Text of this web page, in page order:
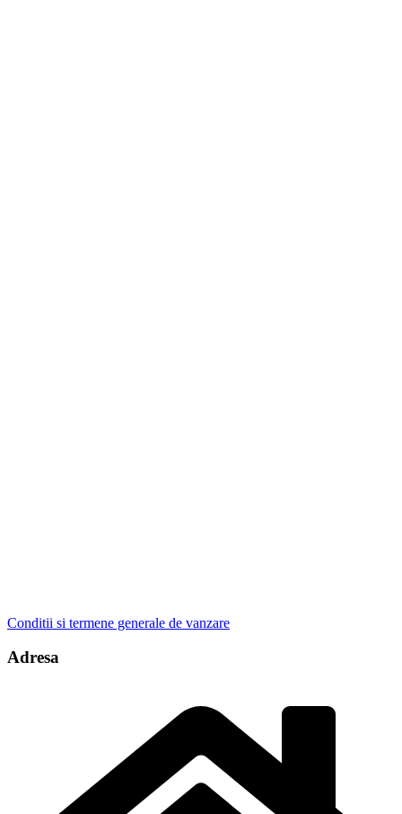
Conditii si termene generale de vanzare
Adresa